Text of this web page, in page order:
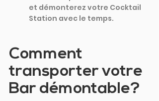
et démonterez votre Cocktail
Station avec le temps.
Comment
transporter votre
Bar démontable?